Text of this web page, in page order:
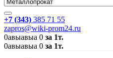
+7 (343) 385 71 55
zapros@wiki-prom24.ru
0авыавыа 0 за 1т.
0авыавыа 0 за 1т.